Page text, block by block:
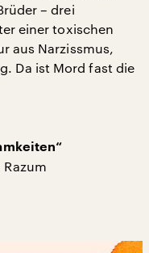
– drei
einer toxischen
aus Narzissmus,
Da ist Mord fast die